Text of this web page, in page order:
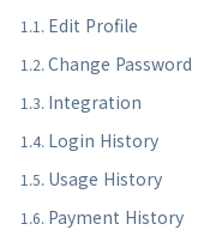
Edit Profile
Change Password
Integration
Login History
Usage History
Payment History